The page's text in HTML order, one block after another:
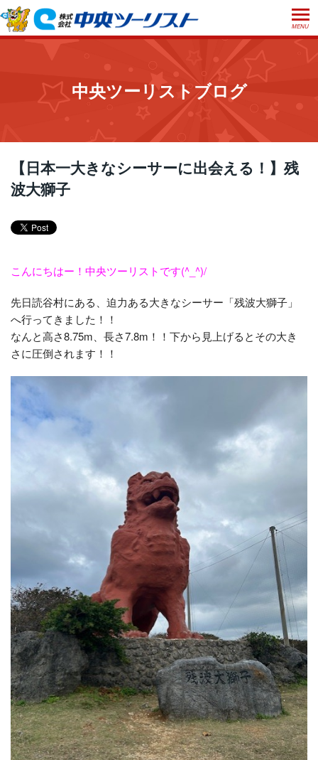
MENU
ご利用案内
お受取り方法について
プライバシーポリシー
ご旅行条件書
閉じる
中央ツーリストブログ
【日本一大きなシーサーに出会える！】残
波大獅子
こんにちはー！中央ツーリストです(^_^)/
先日読谷村にある、迫力ある大きなシーサー「残波大獅子」
へ行ってきました！！
なんと高さ8.75m、長さ7.8m！！下から見上げるとその大き
さに圧倒されます！！